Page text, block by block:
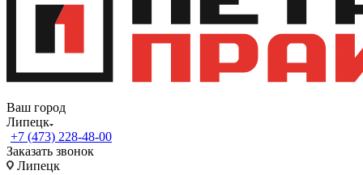
Ваш город
Липецк
+7 (473) 228-48-00
Заказать звонок
Липецк